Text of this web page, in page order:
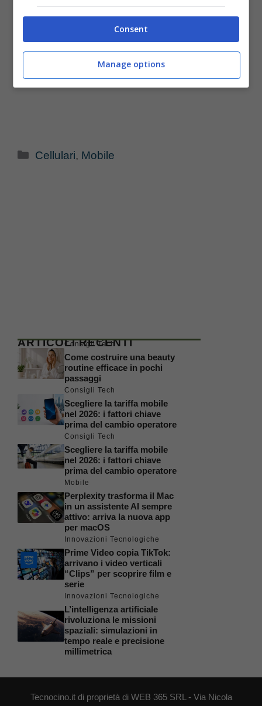
Categorie
Cellulari, Mobile
ARTICOLI RECENTI
Consigli Tech
Come costruire una beauty
routine efficace in pochi
passaggi
Consigli Tech
Scegliere la tariffa mobile
nel 2026: i fattori chiave
prima del cambio operatore
Consigli Tech
Scegliere la tariffa mobile
nel 2026: i fattori chiave
prima del cambio operatore
Mobile
Perplexity trasforma il Mac
in un assistente AI sempre
attivo: arriva la nuova app
per macOS
Innovazioni Tecnologiche
Prime Video copia TikTok:
arrivano i video verticali
“Clips” per scoprire film e
serie
Innovazioni Tecnologiche
L’intelligenza artificiale
rivoluziona le missioni
spaziali: simulazioni in
tempo reale e precisione
millimetrica
Tecnocino.it di proprietà di WEB 365 SRL - Via Nicola
Consent
Manage options